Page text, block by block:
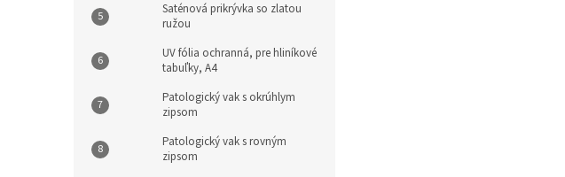
Saténová prikrývka so zlatou
ružou
UV fólia ochranná, pre hliníkové
tabuľky, A4
Patologický vak s okrúhlym
zipsom
Patologický vak s rovným
zipsom